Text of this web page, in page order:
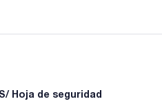
Hoja de seguridad